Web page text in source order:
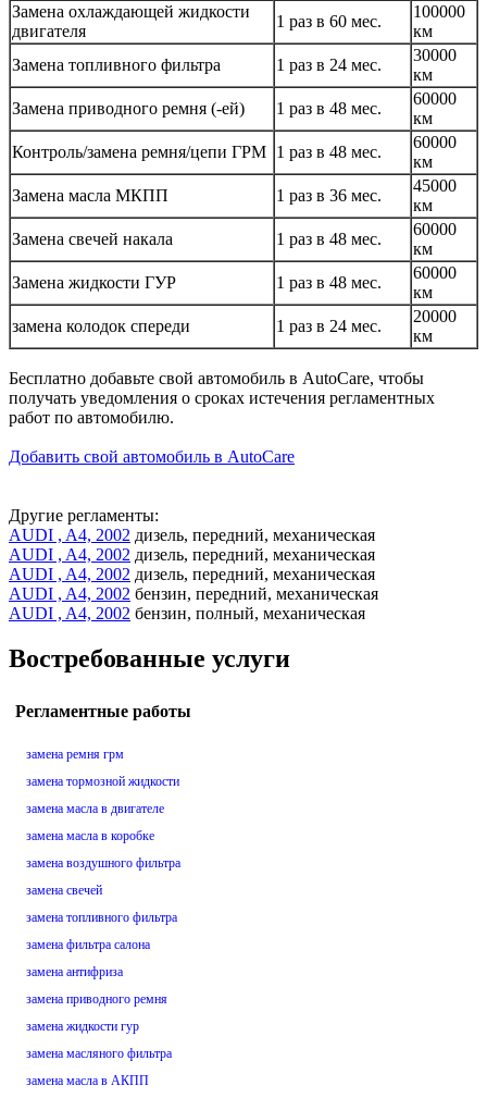
Замена охлаждающей жидкости
двигателя
1 раз в 60 мес.
100000
км
Замена топливного фильтра
1 раз в 24 мес.
30000
км
Замена приводного ремня (-ей)
1 раз в 48 мес.
60000
км
Контроль/замена ремня/цепи ГРМ 1 раз в 48 мес.
60000
км
Замена масла МКПП
1 раз в 36 мес.
45000
км
Замена свечей накала
1 раз в 48 мес.
60000
км
Замена жидкости ГУР
1 раз в 48 мес.
60000
км
замена колодок спереди
1 раз в 24 мес.
20000
км
Бесплатно добавьте свой автомобиль в AutoCare, чтобы
получать уведомления о сроках истечения регламентных
работ по автомобилю.
Добавить свой автомобиль в AutoCare
Другие регламенты:
AUDI , A4, 2002 дизель, передний, механическая
AUDI , A4, 2002 дизель, передний, механическая
AUDI , A4, 2002 дизель, передний, механическая
AUDI , A4, 2002 бензин, передний, механическая
AUDI , A4, 2002 бензин, полный, механическая
Востребованные услуги
Регламентные работы
замена ремня грм
замена тормозной жидкости
замена масла в двигателе
замена масла в коробке
замена воздушного фильтра
замена свечей
замена топливного фильтра
замена фильтра салона
замена антифриза
замена приводного ремня
замена жидкости гур
замена масляного фильтра
замена масла в АКПП